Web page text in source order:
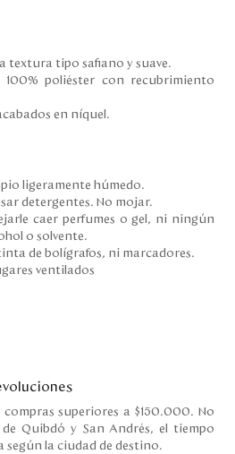
* Cuero vacuno con ligera textura tipo safiano y suave.
poliéster con recubrimiento
en níquel.
ligeramente húmedo.
detergentes. No mojar.
caer perfumes o gel, ni ningún
o solvente.
de bolígrafos, ni marcadores.
ventilados
superiores a $150.000. No
Quibdó y San Andrés, el tiempo
según la ciudad de destino.